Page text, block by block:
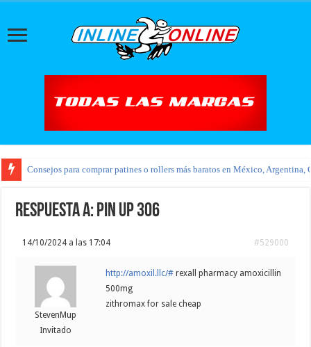
Consejos para comprar patines o rollers más baratos en México, Argentina,
Respuesta a: pin up 306
14/10/2024 a las 17:04 #529000
StevenMup
Invitado
http://amoxil.llc/# rexall pharmacy amoxicillin
500mg
zithromax for sale cheap